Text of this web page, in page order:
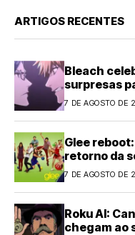
ARTIGOS RECENTES
Bleach
surpresas
7 DE AGOSTO DE
Glee
retorno da
7 DE AGOSTO DE
Roku AI:
chegam ao